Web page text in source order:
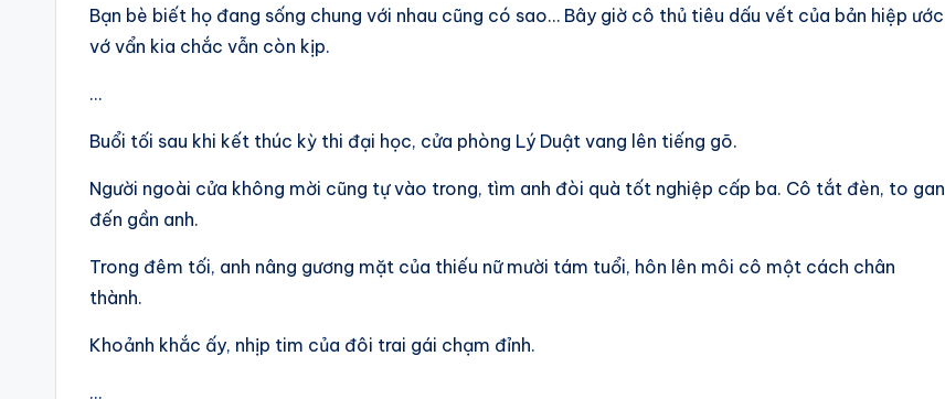
Bạn bè biết họ đang sống chung với nhau cũng có sao… Bây giờ cô thủ tiêu dấu vết của bản hiệp ước
vớ vẩn kia chắc vẫn còn kịp.
…
Buổi tối sau khi kết thúc kỳ thi đại học, cửa phòng Lý Duật vang lên tiếng gõ.
Người ngoài cửa không mời cũng tự vào trong, tìm anh đòi quà tốt nghiệp cấp ba. Cô tắt đèn, to gan
đến gần anh.
Trong đêm tối, anh nâng gương mặt của thiếu nữ mười tám tuổi, hôn lên môi cô một cách chân
thành.
Khoảnh khắc ấy, nhịp tim của đôi trai gái chạm đỉnh.
…